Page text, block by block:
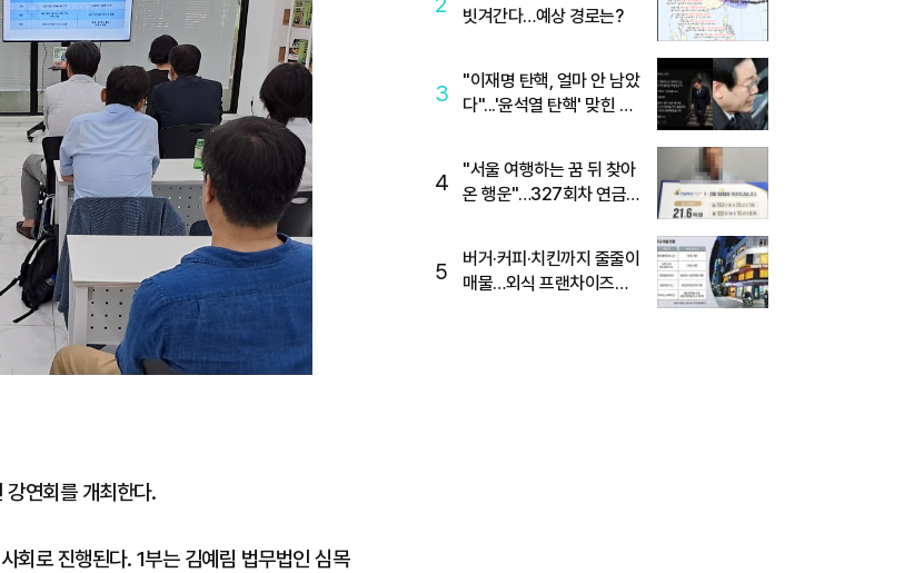
연회를 개최한다.
회로 진행된다. 1부는 김예림 법무법인 심목
빗겨간다…예상 경로는?
3
"이재명 탄핵, 얼마 안 남았
다"...'윤석열 탄핵' 맞힌 무
4
"서울 여행하는 꿈 뒤 찾아
온 행운"…327회차 연금
5
버거·커피·치킨까지 줄줄이
매물…외식 프랜차이즈